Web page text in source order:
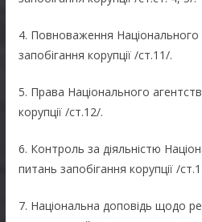
4. Повноваження Національного
запобігання корупції /ст.11/.
5. Права Національного
корупції /ст.12/.
6. Контроль за діяльністю
питань запобігання корупції /
7. Національна доповідь щодо